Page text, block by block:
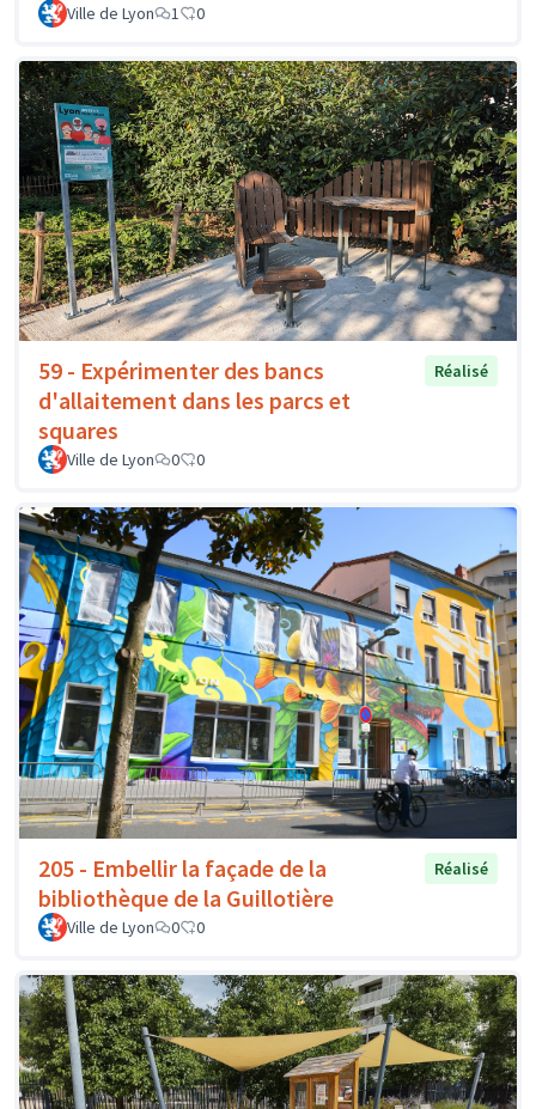
Ville de Lyon 1 0
59 - Expérimenter des bancs
d'allaitement dans les parcs et
squares
Réalisé
Ville de Lyon 0 0
205 - Embellir la façade de la
bibliothèque de la Guillotière
Réalisé
Ville de Lyon 0 0